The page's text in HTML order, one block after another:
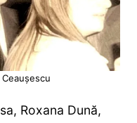
Roxana Dună,